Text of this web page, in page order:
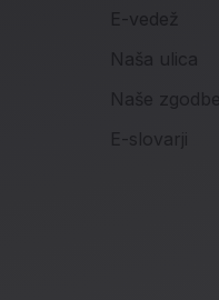
E-vedež
Naša ulica
Naše zgodbe
E-slovarji